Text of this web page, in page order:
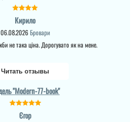
Кирило
06.08.2026 Бровари
не така ціна. Дорогувато як на мене.
Читать отзывы
"Modern-77-book"
Єгор